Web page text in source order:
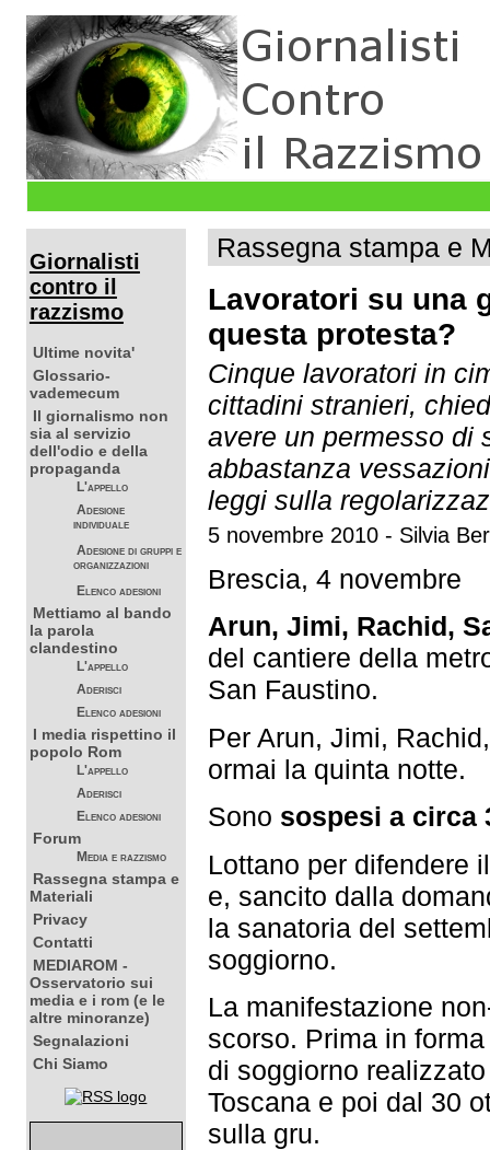
Giornalisti
contro il
razzismo
Ultime novita'
Glossario-
vademecum
Il giornalismo non
sia al servizio
dell'odio e della
propaganda
L'appello
Adesione
individuale
Adesione di gruppi e
organizzazioni
Elenco adesioni
Mettiamo al bando
la parola
clandestino
L'appello
Aderisci
Elenco adesioni
I media rispettino il
popolo Rom
L'appello
Aderisci
Elenco adesioni
Forum
Media e razzismo
Rassegna stampa e
Materiali
Privacy
Contatti
MEDIAROM -
Osservatorio sui
media e i rom (e le
altre minoranze)
Segnalazioni
Chi Siamo
Rassegna stampa e
Lavoratori su una
questa protesta?
Cinque lavoratori in
cittadini stranieri,
avere un permesso di
abbastanza
leggi sulla
5 novembre 2010 - Silvia
Brescia, 4 novembre
Arun, Jimi, Rachid,
del cantiere della
San Faustino.
Per Arun, Jimi,
ormai la quinta notte.
Sono sospesi a circa
Lottano per difendere
e, sancito dalla
la sanatoria del
soggiorno.
La manifestazione
scorso. Prima in
di soggiorno
Toscana e poi dal 30
sulla gru.